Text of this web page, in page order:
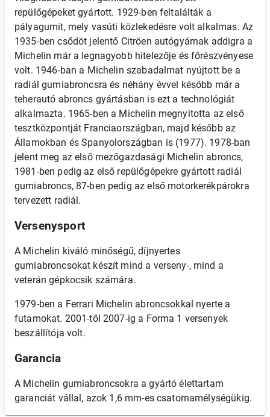
repülőgépeket gyártott. 1929-ben feltalálták a
pályagumit, mely vasúti közlekedésre volt alkalmas. Az
1935-ben csődöt jelentő Citröen autógyárnak addigra a
Michelin már a legnagyobb hitelezője és főrészvényese
volt. 1946-ban a Michelin szabadalmat nyújtott be a
radiál gumiabroncsra és néhány évvel később már a
teherautó abroncs gyártásban is ezt a technológiát
alkalmazta. 1965-ben a Michelin megnyitotta az első
tesztközpontját Franciaországban, majd később az
Államokban és Spanyolországban is (1977). 1978-ban
jelent meg az első mezőgazdasági Michelin abroncs,
1981-ben pedig az első repülőgépekre gyártott radiál
gumiabroncs, 87-ben pedig az első motorkerékpárokra
tervezett radiál.
Versenysport
A Michelin kiváló minőségű, díjnyertes
gumiabroncsokat készít mind a verseny-, mind a
veterán gépkocsik számára.
1979-ben a Ferrari Michelin abroncsokkal nyerte a
futamokat. 2001-től 2007-ig a Forma 1 versenyek
beszállítója volt.
Garancia
A Michelin gumiabroncsokra a gyártó élettartam
garanciát vállal, azok 1,6 mm-es csatornamélységükig.